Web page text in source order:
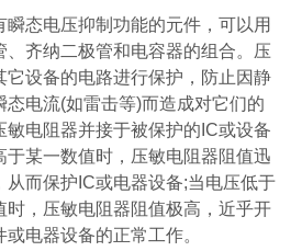
瞬态电压抑制功能的元件，可以用
、齐纳二极管和电容器的组合。压
它设备的电路进行保护，防止因静
态电流(如雷击等)而造成对它们的
敏电阻器并接于被保护的 IC或设备
于某一数值时，压敏电阻器阻值迅
从而保护 IC或电器设备;当电压低于
时，压敏电阻器阻值极高，近乎开
电器设备的正常工作。